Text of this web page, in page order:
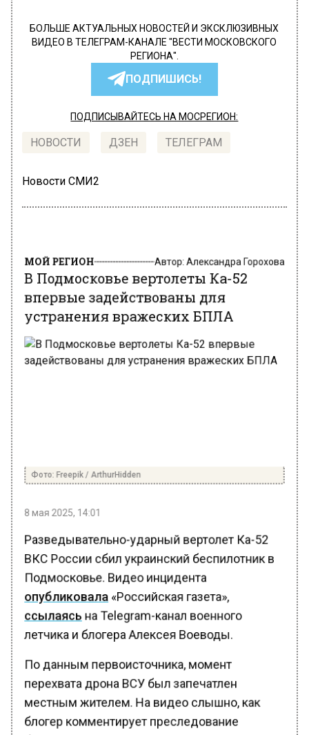
БОЛЬШЕ АКТУАЛЬНЫХ НОВОСТЕЙ И ЭКСКЛЮЗИВНЫХ
ВИДЕО В ТЕЛЕГРАМ-КАНАЛЕ "ВЕСТИ МОСКОВСКОГО
РЕГИОНА".
ПОДПИШИСЬ!
ПОДПИСЫВАЙТЕСЬ НА МОСРЕГИОН:
НОВОСТИ ДЗЕН ТЕЛЕГРАМ
Новости СМИ2
МОЙ РЕГИОН
В Подмосковье вертолеты Ка-52
впервые задействованы для
устранения вражеских БПЛА
Фото: Freepik / ArthurHidden
8 мая 2025, 14:01
Разведывательно-ударный вертолет Ка-52
ВКС России сбил украинский беспилотник в
Подмосковье. Видео инцидента
опубликовала«Российская газета»,
ссылаясьна Telegram-канал военного
летчика и блогера Алексея Воеводы.
По данным первоисточника, момент
перехвата дрона ВСУ был запечатлен
местным жителем. На видео слышно, как
блогер комментирует преследование